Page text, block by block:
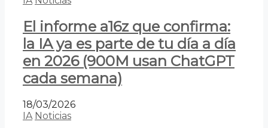
El informe a16z que confirma:
la IA ya es parte de tu día a día
en 2026 (900M usan ChatGPT
cada semana)
18/03/2026
IA Noticias